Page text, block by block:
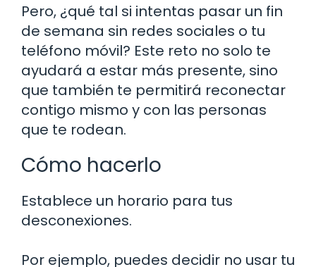
Pero, ¿qué tal si intentas pasar un fin
de semana sin redes sociales o tu
teléfono móvil? Este reto no solo te
ayudará a estar más presente, sino
que también te permitirá reconectar
contigo mismo y con las personas
que te rodean.
Cómo hacerlo
Establece un horario para tus
desconexiones.
Por ejemplo, puedes decidir no usar tu